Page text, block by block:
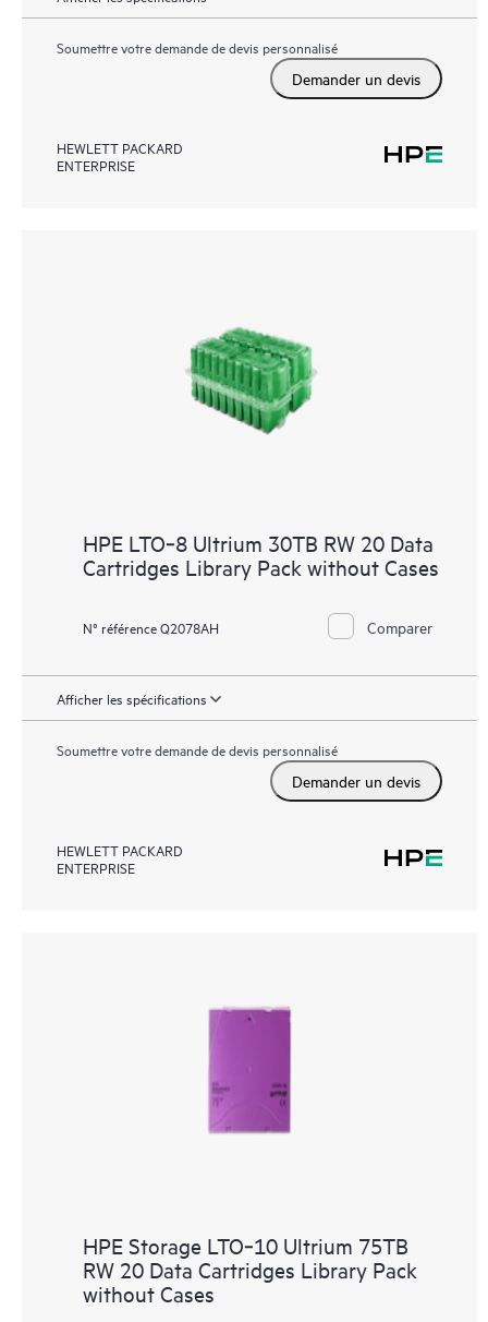
Soumettre votre demande de devis personnalisé
Demander un devis
HEWLETT PACKARD
ENTERPRISE
HPE LTO‑8 Ultrium 30TB RW 20 Data
Cartridges Library Pack without Cases
N° référence Q2078AH Comparer
Afficher les spécifications
Soumettre votre demande de devis personnalisé
Demander un devis
HEWLETT PACKARD
ENTERPRISE
HPE Storage LTO‑10 Ultrium 75TB
RW 20 Data Cartridges Library Pack
without Cases